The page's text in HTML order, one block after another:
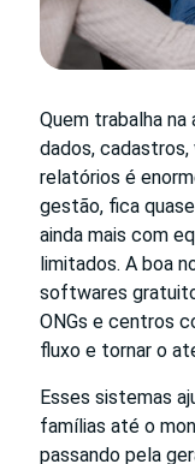
Quem trabalha
dados,
relatórios é
gestão, fica
ainda mais com
limitados. A boa
softwares
ONGs e centros
fluxo e tornar o
Esses sistemas
famílias até o
passando pela